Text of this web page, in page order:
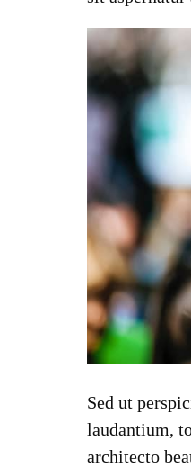
Sed ut
laudantium,
architecto